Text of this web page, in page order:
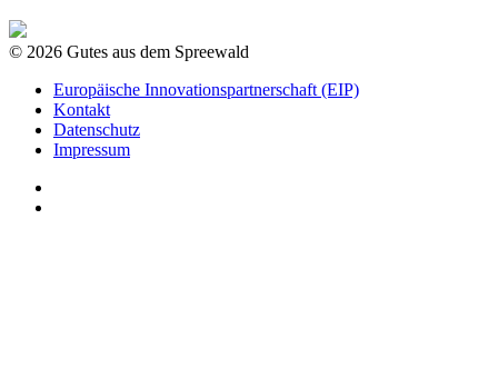
© 2026 Gutes aus dem Spreewald
Europäische Innovationspartnerschaft (EIP)
Kontakt
Datenschutz
Impressum